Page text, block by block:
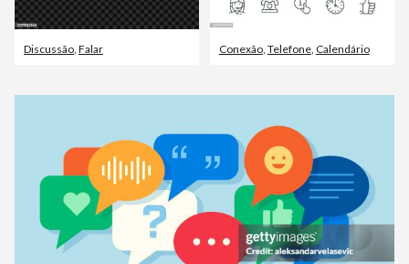
Discussão Falar Conexão, Telefone, Calendário